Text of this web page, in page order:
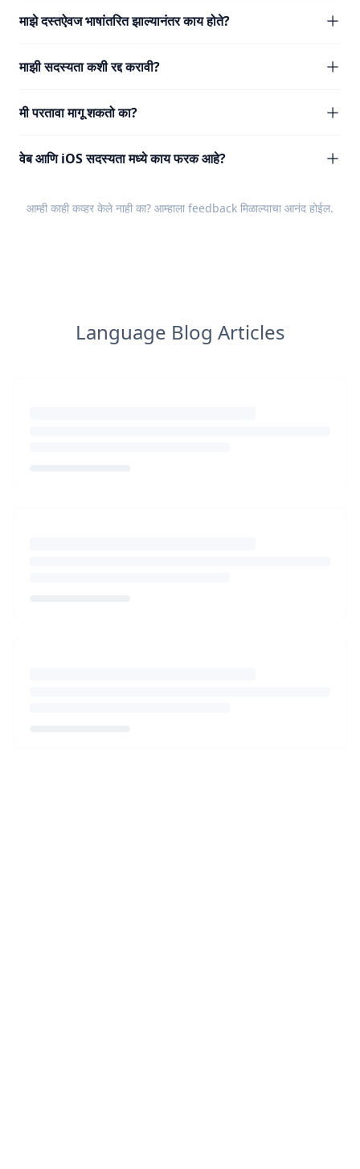
माझे दस्तऐवज भाषांतरित झाल्यानंतर काय होते?
माझी सदस्यता कशी रद्द करावी?
मी परतावा मागू शकतो का?
वेब आणि iOS सदस्यता मध्ये काय फरक आहे?
आम्ही काही कव्हर केले नाही का? आम्हाला feedback मिळाल्याचा आनंद होईल.
Language Blog Articles